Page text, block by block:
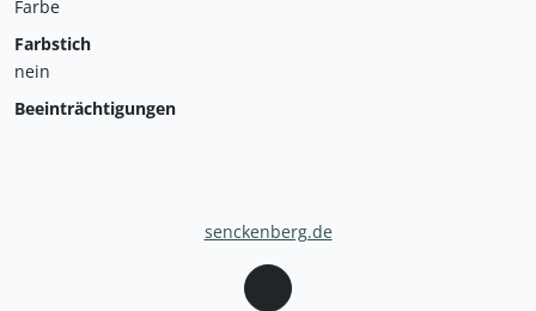
Farbe
Farbstich
nein
Beeinträchtigungen
senckenberg.de